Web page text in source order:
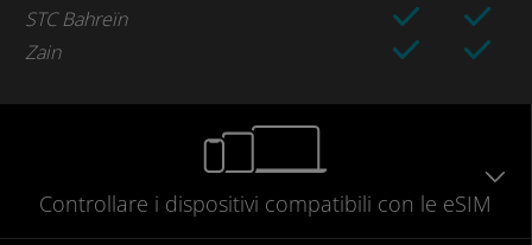
STC Bahreïn
Zain
Controllare i dispositivi compatibili con le eSIM